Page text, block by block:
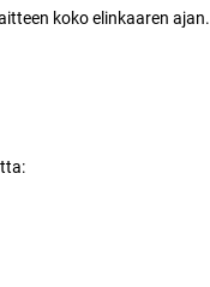
koko elinkaaren ajan.